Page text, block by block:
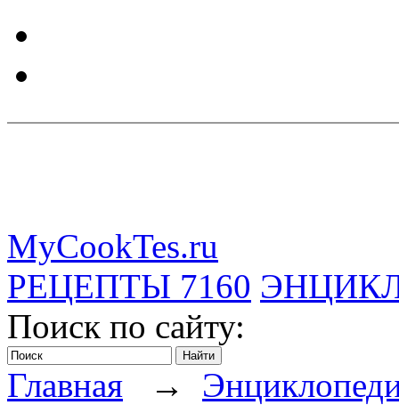
MyCookTes.ru
РЕЦЕПТЫ 7160
Поиск по сайту:
Главная →